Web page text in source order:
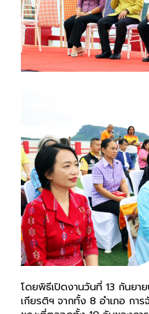
โดยพิธีเปิดงานวันที่ 13 กันยา
เกียรติฯ จากทั้ง 8 อำเภอ กา